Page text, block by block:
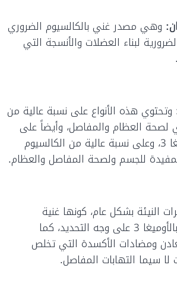
وهي مصدر غني بالكالسيوم الضروري
لبناء العضلات والأنسجة التي
وتحتوي هذه الأنواع على نسبة عالية من
لصحة العظام والمفاصل، وأيضاً على
والأوميغا 3، وعلى نسبة عالية من الكالسيوم
للجسم ولصحة المفاصل والعظام.
النيئة بشكل عام، كونها غنية
بالأحماض الدهنية وبالأوميغا 3 على وجه التحديد، كما
ومضادات الأكسدة التي تخلص
لا سيما التهابات المفاصل.